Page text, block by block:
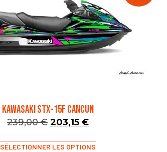
KAWASAKI STX-15F CANCUN
239,00€ 203,15€
SÉLECTIONNER LES OPTIONS